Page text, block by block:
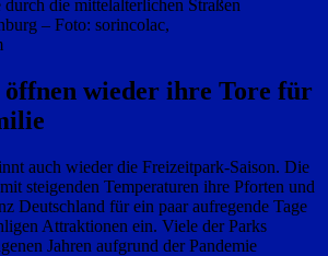
durch die mittelalterlichen Straßen
– Foto: sorincolac,
wieder ihre Tore für
auch wieder die Freizeitpark-Saison. Die
steigenden Temperaturen ihre Pforten und
Deutschland für ein paar aufregende Tage
Attraktionen ein. Viele der Parks
Jahren aufgrund der Pandemie